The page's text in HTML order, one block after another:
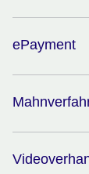
ePayment